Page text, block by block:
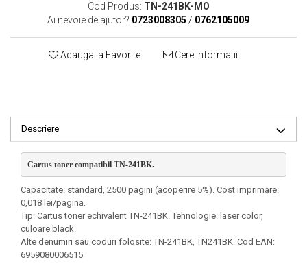
Cod Produs: TN-241BK-MO
Ai nevoie de ajutor? 0723008305 / 0762105009
Adauga la Favorite Cere informatii
Descriere
Cartus toner compatibil TN-241BK.
Capacitate: standard, 2500 pagini (acoperire 5%). Cost imprimare:
0,018 lei/pagina.
Tip: Cartus toner echivalent TN-241BK. Tehnologie: laser color,
culoare black.
Alte denumiri sau coduri folosite: TN-241BK, TN241BK. Cod EAN:
6959080006515